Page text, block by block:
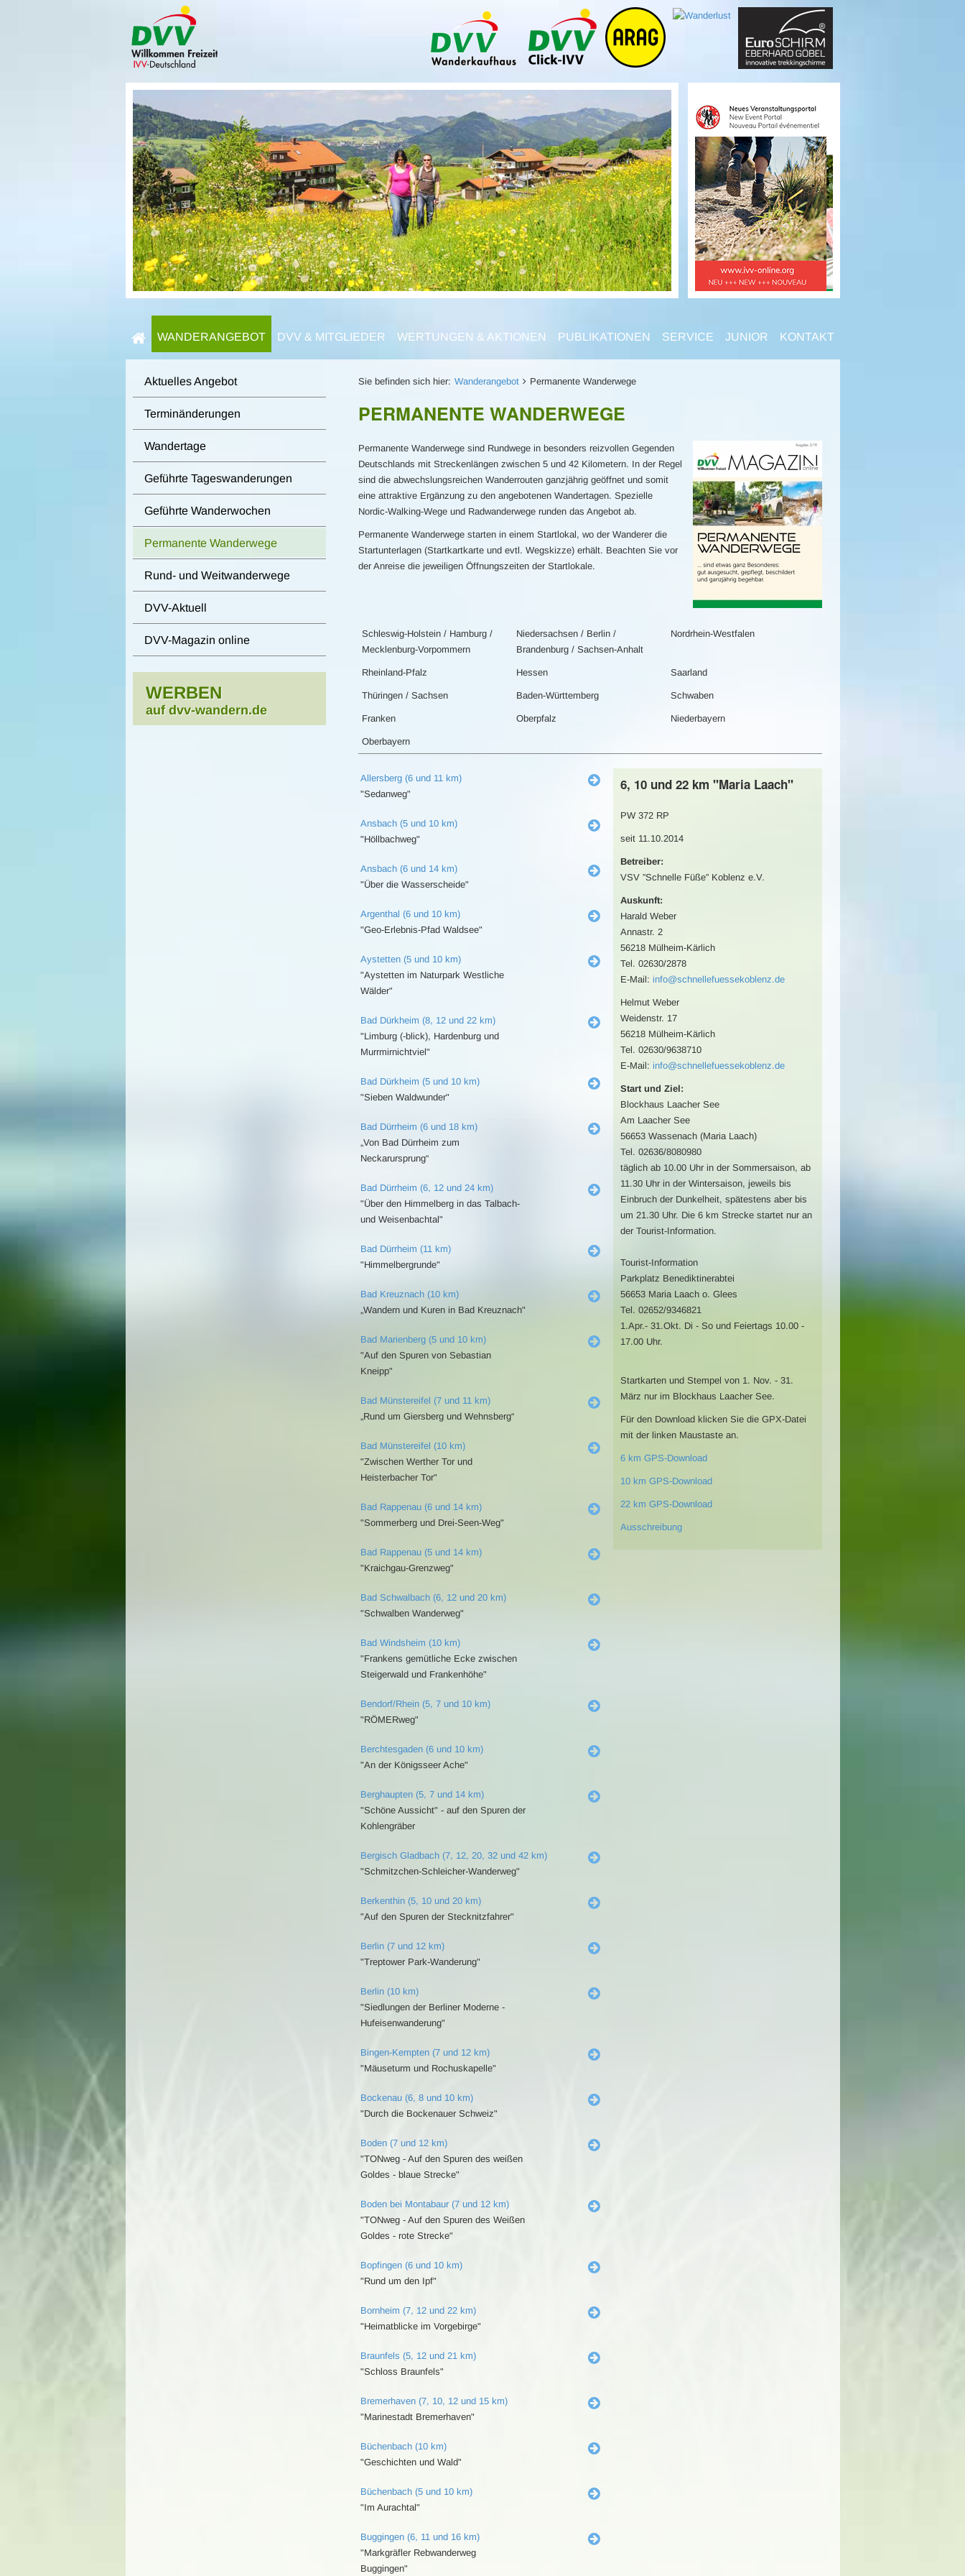
WANDERANGEBOT DVV & MITGLIEDER WERTUNGEN & AKTIONEN PUBLIKATIONEN SERVICE JUNIOR KONTAKT
Sie befinden sich hier: Wanderangebot Permanente Wanderwege
PERMANENTE WANDERWEGE
Permanente Wanderwege sind Rundwege in besonders reizvollen Gegenden
Deutschlands mit Streckenlängen zwischen 5 und 42 Kilometern. In der Regel
sind die abwechslungsreichen Wanderrouten ganzjährig geöffnet und somit
eine attraktive Ergänzung zu den angebotenen Wandertagen. Spezielle
Nordic-Walking-Wege und Radwanderwege runden das Angebot ab.
Permanente Wanderwege starten in einem Startlokal, wo der Wanderer die
Startunterlagen (Startkartkarte und evtl. Wegskizze) erhält. Beachten Sie vor
der Anreise die jeweiligen Öffnungszeiten der Startlokale.
Schleswig-Holstein / Hamburg /
Mecklenburg-Vorpommern
Niedersachsen / Berlin /
Brandenburg / Sachsen-Anhalt
Nordrhein-Westfalen
Rheinland-Pfalz Hessen Saarland
Thüringen / Sachsen Baden-Württemberg Schwaben
Franken Oberpfalz Niederbayern
Oberbayern
Allersberg (6 und 11 km)
"Sedanweg"
Ansbach (5 und 10 km)
"Höllbachweg"
Ansbach (6 und 14 km)
"Über die Wasserscheide"
Argenthal (6 und 10 km)
"Geo-Erlebnis-Pfad Waldsee"
Aystetten (5 und 10 km)
"Aystetten im Naturpark Westliche
Wälder"
Bad Dürkheim (8, 12 und 22 km)
"Limburg (-blick), Hardenburg und
Murrmirnichtviel"
Bad Dürkheim (5 und 10 km)
"Sieben Waldwunder"
Bad Dürrheim (6 und 18 km)
„Von Bad Dürrheim zum
Neckarursprung“
Bad Dürrheim (6, 12 und 24 km)
"Über den Himmelberg in das Talbach-
und Weisenbachtal"
Bad Dürrheim (11 km)
"Himmelbergrunde"
Bad Kreuznach (10 km)
„Wandern und Kuren in Bad Kreuznach"
Bad Marienberg (5 und 10 km)
"Auf den Spuren von Sebastian
Kneipp"
Bad Münstereifel (7 und 11 km)
„Rund um Giersberg und Wehnsberg“
Bad Münstereifel (10 km)
"Zwischen Werther Tor und
Heisterbacher Tor"
Bad Rappenau (6 und 14 km)
"Sommerberg und Drei-Seen-Weg"
Bad Rappenau (5 und 14 km)
"Kraichgau-Grenzweg"
Bad Schwalbach (6, 12 und 20 km)
"Schwalben Wanderweg"
Bad Windsheim (10 km)
"Frankens gemütliche Ecke zwischen
Steigerwald und Frankenhöhe"
Bendorf/Rhein (5, 7 und 10 km)
"RÖMERweg"
Berchtesgaden (6 und 10 km)
"An der Königsseer Ache"
Berghaupten (5, 7 und 14 km)
"Schöne Aussicht" - auf den Spuren der
Kohlengräber
Bergisch Gladbach (7, 12, 20, 32 und 42 km)
"Schmitzchen-Schleicher-Wanderweg"
Berkenthin (5, 10 und 20 km)
"Auf den Spuren der Stecknitzfahrer"
Berlin (7 und 12 km)
"Treptower Park-Wanderung"
Berlin (10 km)
"Siedlungen der Berliner Moderne -
Hufeisenwanderung"
Bingen-Kempten (7 und 12 km)
"Mäuseturm und Rochuskapelle"
Bockenau (6, 8 und 10 km)
"Durch die Bockenauer Schweiz"
Boden (7 und 12 km)
"TONweg - Auf den Spuren des weißen
Goldes - blaue Strecke"
Boden bei Montabaur (7 und 12 km)
"TONweg - Auf den Spuren des Weißen
Goldes - rote Strecke"
Bopfingen (6 und 10 km)
"Rund um den Ipf"
Bornheim (7, 12 und 22 km)
"Heimatblicke im Vorgebirge"
Braunfels (5, 12 und 21 km)
"Schloss Braunfels"
Bremerhaven (7, 10, 12 und 15 km)
"Marinestadt Bremerhaven"
Büchenbach (10 km)
"Geschichten und Wald"
Büchenbach (5 und 10 km)
"Im Aurachtal"
Buggingen (6, 11 und 16 km)
"Markgräfler Rebwanderweg
Buggingen"
6, 10 und 22 km "Maria Laach"
PW 372 RP
seit 11.10.2014
Betreiber:
VSV ”Schnelle Füße” Koblenz e.V.
Auskunft:
Harald Weber
Annastr. 2
56218 Mülheim-Kärlich
Tel. 02630/2878
E-Mail: info@schnellefuessekoblenz.de
Helmut Weber
Weidenstr. 17
56218 Mülheim-Kärlich
Tel. 02630/9638710
E-Mail: info@schnellefuessekoblenz.de
Start und Ziel:
Blockhaus Laacher See
Am Laacher See
56653 Wassenach (Maria Laach)
Tel. 02636/8080980
täglich ab 10.00 Uhr in der Sommersaison, ab
11.30 Uhr in der Wintersaison, jeweils bis
Einbruch der Dunkelheit, spätestens aber bis
um 21.30 Uhr. Die 6 km Strecke startet nur an
der Tourist-Information.
Tourist-Information
Parkplatz Benediktinerabtei
56653 Maria Laach o. Glees
Tel. 02652/9346821
1.Apr.- 31.Okt. Di - So und Feiertags 10.00 -
17.00 Uhr.
Startkarten und Stempel von 1. Nov. - 31.
März nur im Blockhaus Laacher See.
Für den Download klicken Sie die GPX-Datei
mit der linken Maustaste an.
6 km GPS-Download
10 km GPS-Download
22 km GPS-Download
Ausschreibung
Aktuelles Angebot
Terminänderungen
Wandertage
Geführte Tageswanderungen
Geführte Wanderwochen
Permanente Wanderwege
Rund- und Weitwanderwege
DVV-Aktuell
DVV-Magazin online
WERBEN
auf dvv-wandern.de